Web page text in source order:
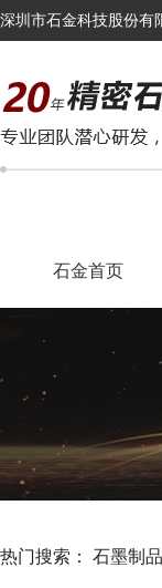
深圳市石金科技股份有
石金首页
热门搜索： 石墨制品